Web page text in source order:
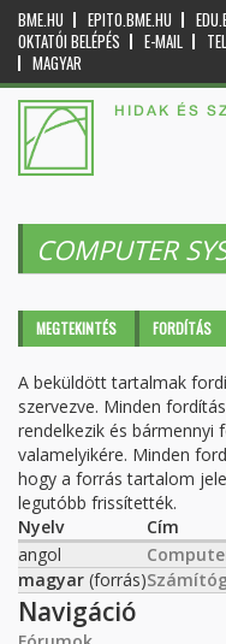
BME.HU EPITO.BME.HU
OKTATÓI BELÉPÉS
E-MAIL
MAGYAR
HIDAK ÉS
COMPUTER
Elsődleges fülek
MEGTEKINTÉS FORDÍTÁS
A beküldött tartalmak
szervezve. Minden
rendelkezik és bármennyi
valamelyikére. Minden
hogy a forrás tartalom
legutóbb frissítették.
Nyelv
Cím
angol
magyar (forrás)
Navigáció